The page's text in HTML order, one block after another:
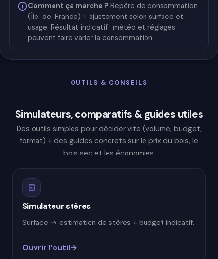
Comment ça marche ? Repère de consommation
(Île-de-France) + ajustement selon surface et
usage. Résultat indicatif : météo et réglages
peuvent faire varier la consommation.
OUTILS & CONSEILS
Simulateurs, comparatifs & guides utiles
Des outils simples pour décider vite (volume, budget,
format) + des guides concrets sur le prix du bois, le
bois sec et les économies.
Simulateur stères
Surface → estimation de stères + budget indicatif.
Ouvrir l’outil